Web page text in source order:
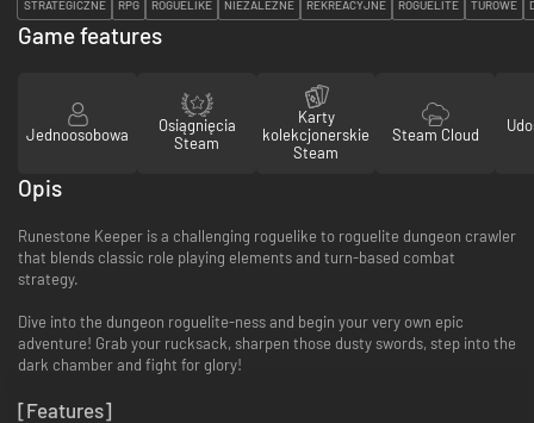
STRATEGICZNE RPG ROGUELIKE NIEZALEŻNE REKREACYJNE ROGUELITE TUROWE
Game features
Jednoosobowa
Osiągnięcia
Steam
Karty
kolekcjonerskie
Steam
Steam Cloud
Opis
Runestone Keeper is a challenging roguelike to roguelite dungeon crawler
that blends classic role playing elements and turn-based combat
strategy.
Dive into the dungeon roguelite-ness and begin your very own epic
adventure! Grab your rucksack, sharpen those dusty swords, step into the
dark chamber and fight for glory!
[Features]